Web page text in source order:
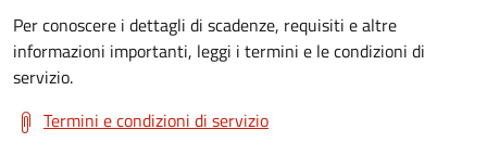
Per conoscere i dettagli di scadenze, requisiti e altre
informazioni importanti, leggi i termini e le condizioni di
servizio.
Termini e condizioni di servizio